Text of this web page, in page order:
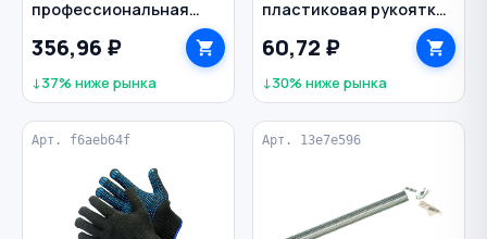
профессиональная
зимняя 850 мл Standart
65 KRONBUILD
356,96 ₽
↓37% ниже рынка
пластиковая рукоятка
магнитный наконечник
Стандарт BIBER
60,72 ₽
↓30% ниже рынка
Арт. f6aeb64f Арт. 13e7e596